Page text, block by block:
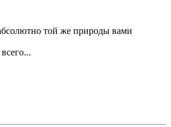
той же природы вами